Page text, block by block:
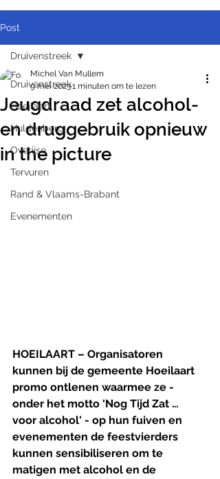
Post
Druivenstreek
Hoeilaart
Huldenberg
Overijse
Tervuren
Rand & Vlaams-Brabant
Evenementen
Druivenstreek
Jeugdraad zet alcohol-
en druggebruik opnieuw
in the picture
Michel Van Mullem
9 mei 20231 minuten om te lezen
HOEILAART – Organisatoren
kunnen bij de gemeente Hoeilaart
promo ontlenen waarmee ze -
onder het motto ‘Nog Tijd Zat …
voor alcohol' - op hun fuiven en
evenementen de feestvierders
kunnen sensibiliseren om te
matigen met alcohol en de